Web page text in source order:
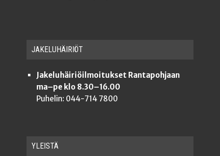
JAKE­LU­HÄI­RIÖT
Jakeluhäiriöilmoitukset Rantapohjaan
ma–pe klo 8.30–16.00
Puhelin: 044-714 7800
YLEISTÄ